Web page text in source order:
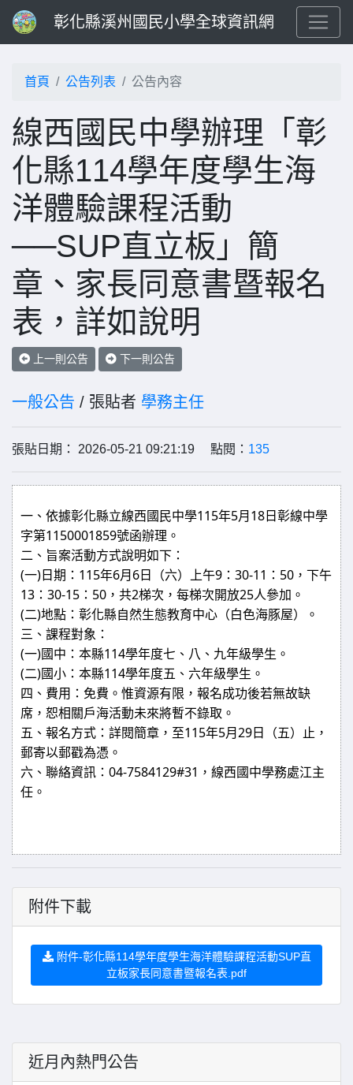
彰化縣溪州國民小學全球資訊網
首頁 公告列表 公告內容
線西國民中學辦理「彰
化縣114學年度學生海
洋體驗課程活動
──SUP直立板」簡
章、家長同意書暨報名
表，詳如說明
上一則公告 下一則公告
一般公告 / 張貼者 學務主任
張貼日期： 2026-05-21 09:21:19 點閱： 135
一、依據彰化縣立線西國民中學115年5月18日彰線中學
字第1150001859號函辦理。
二、旨案活動方式說明如下：
(一)日期：115年6月6日（六）上午9：30-11：50，下午
13：30-15：50，共2梯次，每梯次開放25人參加。
(二)地點：彰化縣自然生態教育中心（白色海豚屋）。
三、課程對象：
(一)國中：本縣114學年度七、八、九年級學生。
(二)國小：本縣114學年度五、六年級學生。
四、費用：免費。惟資源有限，報名成功後若無故缺
席，恕相關戶海活動未來將暫不錄取。
五、報名方式：詳閱簡章，至115年5月29日（五）止，
郵寄以郵戳為憑。
六、聯絡資訊：04-7584129#31，線西國中學務處江主
任。
附件下載
附件-彰化縣114學年度學生海洋體驗課程活動SUP直
立板家長同意書暨報名表.pdf
近月內熱門公告